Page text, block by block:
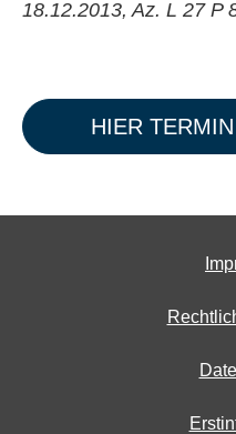
18.12.2013, Az. L 27 P
HIER